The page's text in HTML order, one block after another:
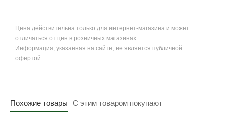
Цена действительна только для интернет-магазина и может
отличаться от цен в розничных магазинах.
Информация, указанная на сайте, не является публичной
офертой.
Похожие товары С этим товаром покупают